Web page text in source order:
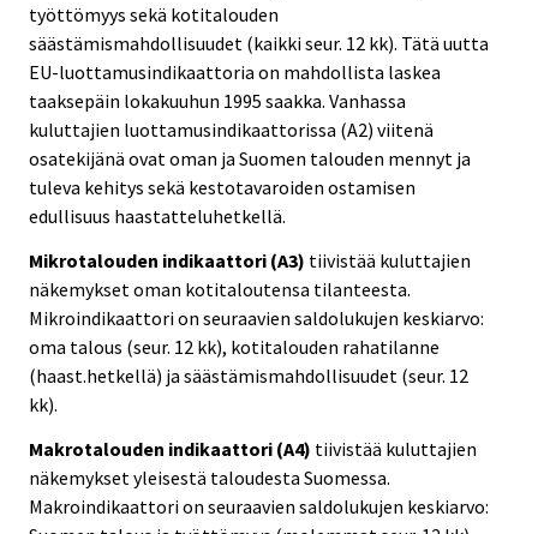
työttömyys sekä kotitalouden
säästämismahdollisuudet (kaikki seur. 12 kk). Tätä uutta
EU-luottamusindikaattoria on mahdollista laskea
taaksepäin lokakuuhun 1995 saakka. Vanhassa
kuluttajien luottamusindikaattorissa (A2) viitenä
osatekijänä ovat oman ja Suomen talouden mennyt ja
tuleva kehitys sekä kestotavaroiden ostamisen
edullisuus haastatteluhetkellä.
Mikrotalouden indikaattori (A3) tiivistää kuluttajien
näkemykset oman kotitaloutensa tilanteesta.
Mikroindikaattori on seuraavien saldolukujen keskiarvo:
oma talous (seur. 12 kk), kotitalouden rahatilanne
(haast.hetkellä) ja säästämismahdollisuudet (seur. 12
kk).
Makrotalouden indikaattori (A4) tiivistää kuluttajien
näkemykset yleisestä taloudesta Suomessa.
Makroindikaattori on seuraavien saldolukujen keskiarvo: